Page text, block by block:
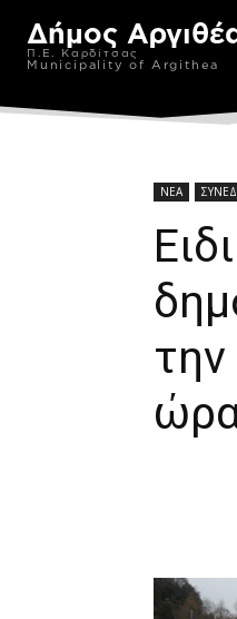
Δήμος
Π.Ε. Καρδίτσας
Municipality of Argithea
ΝΕΑ